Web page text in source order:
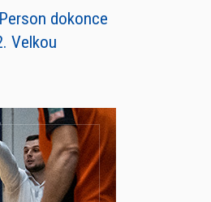
dokonce
Velkou